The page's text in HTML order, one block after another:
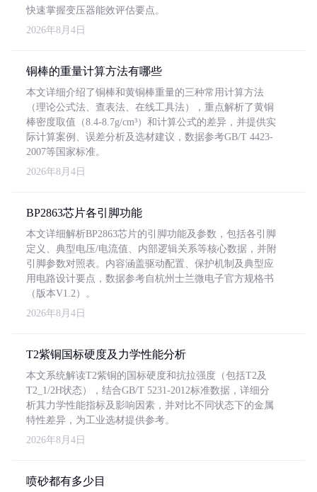
快速掌握变压器能效评估要点。
2026年8月4日
铜棒的重量计算方法有哪些
本文详细介绍了铜棒和黄铜棒重量的三种常用计算方法
（理论公式法、查表法、在线工具法），重点解析了黄铜
棒密度取值（8.4-8.7g/cm³）和计算公式的差异，并提供实
际计算案例、误差分析及选材建议，数据参考GB/T 4423-
2007等国家标准。
2026年8月4日
BP2863芯片各引脚功能
本文详细解析BP2863芯片的引脚功能及参数，包括各引脚
定义、典型电压/电流值、内部逻辑关系等核心数据，并附
引脚参数对照表。内容涵盖驱动配置、保护机制及典型应
用电路设计要点，数据参考自杭州士兰微电子官方规格书
（版本V1.2）。
2026年8月4日
T2紫铜国标硬度及力学性能分析
本文系统解读T2紫铜的国标硬度和抗拉强度（包括T2及
T2_1/2H状态），结合GB/T 5231-2012标准数据，详细分
析其力学性能指标及影响因素，并对比不同状态下的金属
特性差异，为工业选材提供参考。
2026年8月4日
喷砂都有多少目